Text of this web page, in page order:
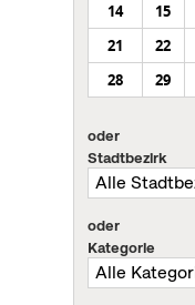
14
15
21
22
28
29
oder
Stadtbezirk
oder
Kategorie